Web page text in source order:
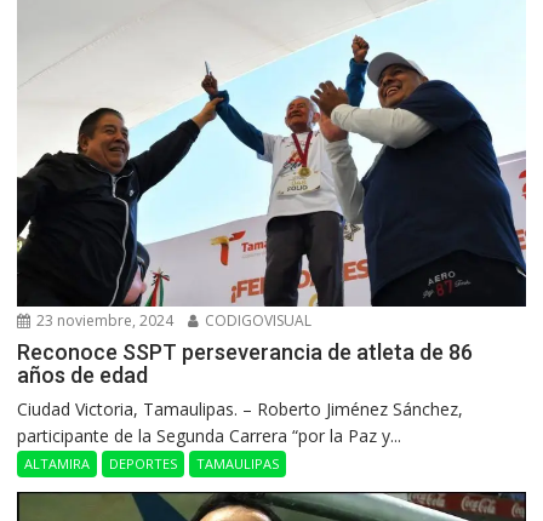
23 noviembre, 2024 CODIGOVISUAL
Reconoce SSPT perseverancia de atleta de 86
años de edad
Ciudad Victoria, Tamaulipas. – Roberto Jiménez Sánchez,
participante de la Segunda Carrera “por la Paz y...
ALTAMIRA DEPORTES TAMAULIPAS